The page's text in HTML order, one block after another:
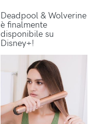
Deadpool & Wolverine
è finalmente
disponibile su
Disney+!